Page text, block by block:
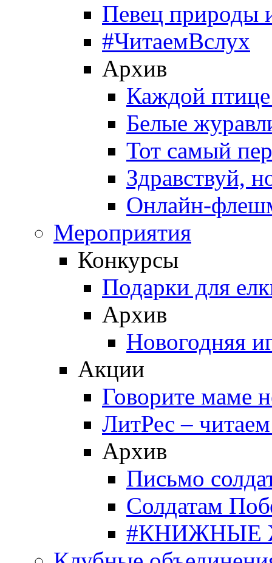
Певец природы
#ЧитаемВслух
Архив
Каждой
Белые
Тот самый
Здравствуй,
Онлайн-
Мероприятия
Конкурсы
Подарки для
Архив
Новогодняя
Акции
Говорите маме
ЛитРес –
Архив
Письмо
Солдатам
#КНИЖНЫЕ